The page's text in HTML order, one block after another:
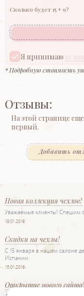
Сколько будет 15 + 9?
Я принимаю
* Подробную стоимость
Отзывы:
На этой странице
первый.
Добавить
Новая коллекция чехлов!
Уважаемые клиенты! Спешим
19.01.2018
Скидки на чехлы!
С 15 января в нашем салоне
Испании.
15.01.2018
Открытие нового сайта!